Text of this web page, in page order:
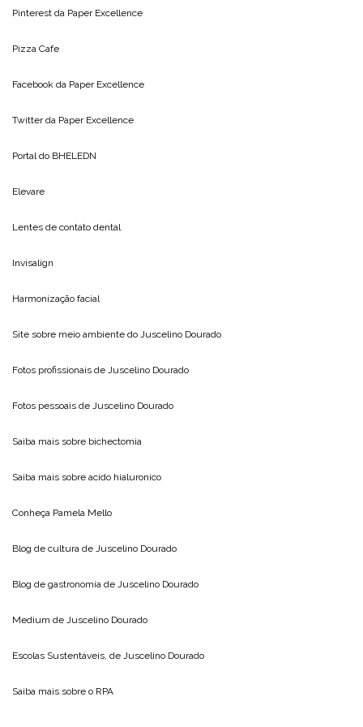
Pinterest da Paper Excellence
Pizza Cafe
Facebook da Paper Excellence
Twitter da Paper Excellence
Portal do BHELEDN
Elevare
Lentes de contato dental
Invisalign
Harmonização facial
Site sobre meio ambiente do Juscelino Dourado
Fotos profissionais de Juscelino Dourado
Fotos pessoais de Juscelino Dourado
Saiba mais sobre bichectomia
Saiba mais sobre acido hialuronico
Conheça Pamela Mello
Blog de cultura de Juscelino Dourado
Blog de gastronomia de Juscelino Dourado
Medium de Juscelino Dourado
Escolas Sustentáveis, de Juscelino Dourado
Saiba mais sobre o RPA